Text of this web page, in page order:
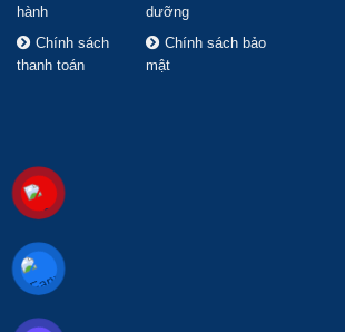
hành
dưỡng
Chính sách
thanh toán
Chính sách bảo
mật